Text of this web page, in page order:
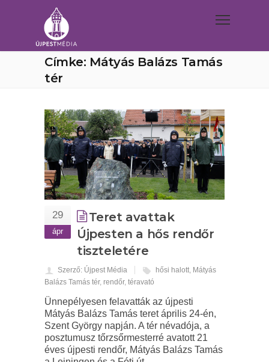
Címke: Mátyás Balázs Tamás
tér
29
ápr
Teret avattak
Újpesten a hős rendőr
tiszteletére
Szerző: Újpest Média hősi halott, Mátyás
Balázs Tamás tér, rendőr, téravató
Ünnepélyesen felavatták az újpesti
Mátyás Balázs Tamás teret április 24-én,
Szent György napján. A tér névadója, a
posztumusz tőrzsőrmesterré avatott 21
éves újpesti rendőr, Mátyás Balázs Tamás